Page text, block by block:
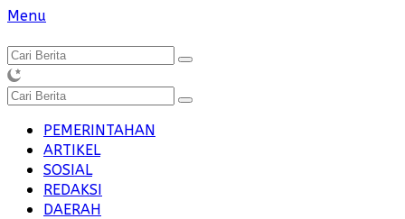
Langsung
konten
Menu
PEMERINTAHAN
ARTIKEL
SOSIAL
REDAKSI
DAERAH